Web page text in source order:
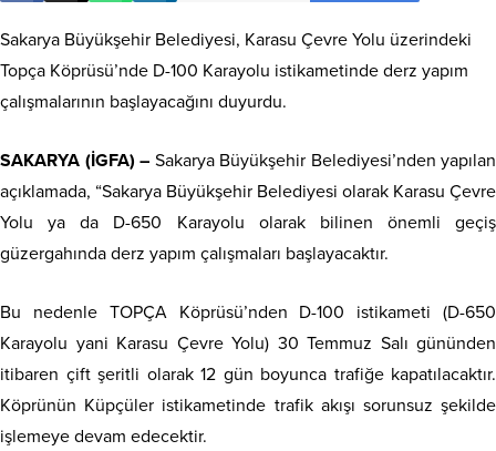
Sakarya Büyükşehir Belediyesi, Karasu Çevre Yolu üzerindeki
Topça Köprüsü’nde D-100 Karayolu istikametinde derz yapım
çalışmalarının başlayacağını duyurdu.
SAKARYA (İGFA) – Sakarya Büyükşehir Belediyesi’nden yapılan
açıklamada, “Sakarya Büyükşehir Belediyesi olarak Karasu Çevre
Yolu ya da D-650 Karayolu olarak bilinen önemli geçiş
güzergahında derz yapım çalışmaları başlayacaktır.
Bu nedenle TOPÇA Köprüsü’nden D-100 istikameti (D-650
Karayolu yani Karasu Çevre Yolu) 30 Temmuz Salı gününden
itibaren çift şeritli olarak 12 gün boyunca trafiğe kapatılacaktır.
Köprünün Küpçüler istikametinde trafik akışı sorunsuz şekilde
işlemeye devam edecektir.